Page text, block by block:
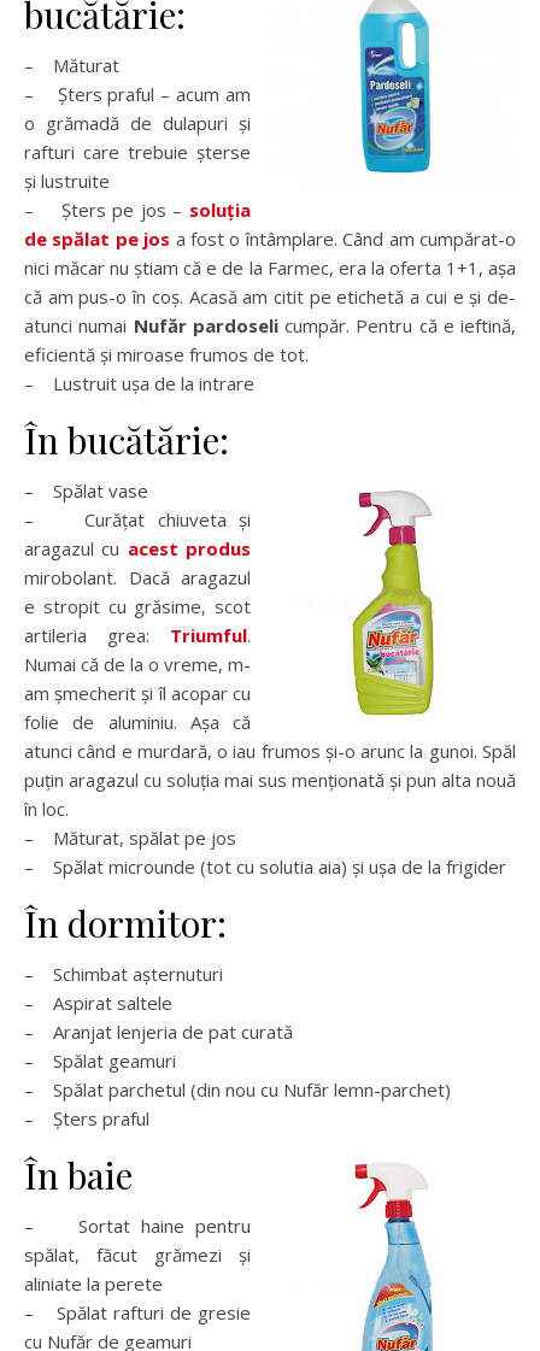
bucătărie:
– Măturat
– Șters praful – acum am
o grămadă de dulapuri și
rafturi care trebuie șterse
și lustruite
– Șters pe jos – soluția
de spălat pe jos a fost o întâmplare. Când am cumpărat-o
nici măcar nu știam că e de la Farmec, era la oferta 1+1, așa
că am pus-o în coș. Acasă am citit pe etichetă a cui e și de-
atunci numai Nufăr pardoselicumpăr. Pentru că e ieftină,
eficientă și miroase frumos de tot.
– Lustruit ușa de la intrare
În bucătărie:
– Spălat vase
– Curățat chiuveta și
aragazul cu acest produs
mirobolant. Dacă aragazul
e stropit cu grăsime, scot
artileria grea: Triumful.
Numai că de la o vreme, m-
am șmecherit și îl acopar cu
folie de aluminiu. Așa că
atunci când e murdară, o iau frumos și-o arunc la gunoi. Spăl
puțin aragazul cu soluția mai sus menționată și pun alta nouă
în loc.
– Măturat, spălat pe jos
– Spălat microunde (tot cu solutia aia) și ușa de la frigider
În dormitor:
– Schimbat așternuturi
– Aspirat saltele
– Aranjat lenjeria de pat curată
– Spălat geamuri
– Spălat parchetul (din nou cu Nufăr lemn-parchet)
– Șters praful
În baie
– Sortat haine pentru
spălat, făcut grămezi și
aliniate la perete
– Spălat rafturi de gresie
cu Nufăr de geamuri